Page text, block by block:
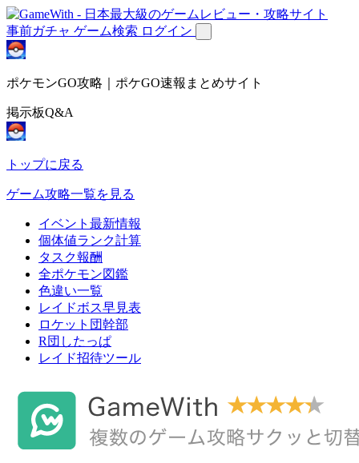
事前ガチャ ゲーム検索 ログイン
ポケモンGO攻略｜ポケGO速報まとめサイト
掲示板Q&A
トップに戻る
ゲーム攻略一覧を見る
イベント最新情報
個体値ランク計算
タスク報酬
全ポケモン図鑑
色違い一覧
レイドボス早見表
ロケット団幹部
R団したっぱ
レイド招待ツール